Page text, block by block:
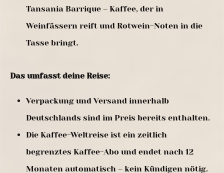
Tansania Barrique – Kaffee, der in
Weinfässern reift und Rotwein-Noten in die
Tasse bringt.
Das umfasst deine Reise:
Verpackung und Versand innerhalb
Deutschlands sind im Preis bereits enthalten.
Die Kaffee-Weltreise ist ein zeitlich
begrenztes Kaffee-Abo und endet nach 12
Monaten automatisch – kein Kündigen nötig.